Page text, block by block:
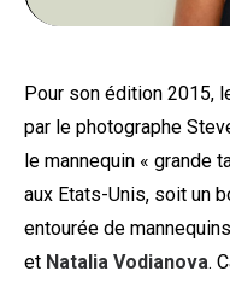
Pour son édition 2015,
par le photographe
le mannequin « grande
aux Etats-Unis, soit un
entourée de
et Natalia Vodianova.